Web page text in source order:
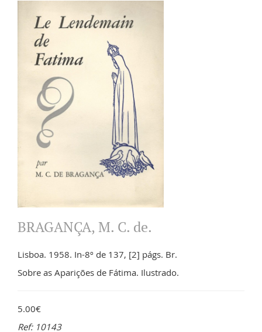
BRAGANÇA, M. C. de.
Lisboa. 1958. In-8º de 137, [2] págs. Br.
Sobre as Aparições de Fátima. Ilustrado.
5.00€
Ref: 10143